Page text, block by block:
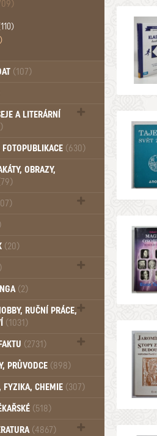
(107)
A LITERÁRNÍ
snáře, přísloví,
FOTOPUBLIKACE (630)
OBRAZY,
Báje, Pověsti (203)
(20)
(234)
(2)
RUČNÍ PRÁCE,
(1031)
(2731)
PRŮVODCE (898)
FYZIKA, CHEMIE (307)
(518)
(4867)